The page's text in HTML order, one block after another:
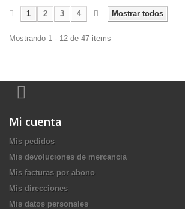
Mostrar todos
1 2 3 4
Mostrando 1 - 12 de 47 items
Mi cuenta
Mis pedidos
Mis devoluciones de mercancia
Mis facturas por abono
Mis direcciones
Mis datos personales